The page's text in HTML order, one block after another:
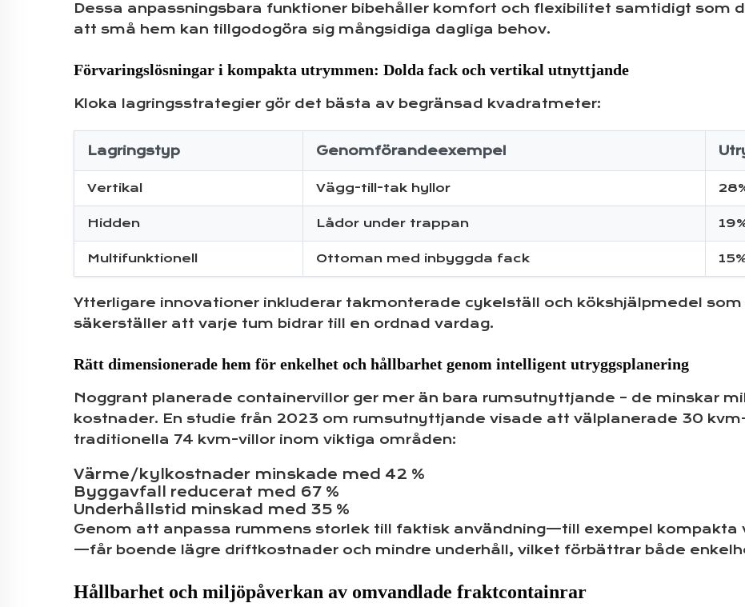
Dessa anpassningsbara funktioner bibehåller komfort och flexibilitet samtidigt som
att små hem kan tillgodogöra sig mångsidiga dagliga behov.
Förvaringslösningar i kompakta utrymmen: Dolda fack och vertikal utnyttjande
Kloka lagringsstrategier gör det bästa av begränsad kvadratmeter:
Lagringstyp Genomförandeexempel
Vertikal Vägg-till-tak hyllor
Hidden Lådor under trappan
Multifunktionell Ottoman med inbyggda fack
Ytterligare innovationer inkluderar takmonterade cykelställ och kökshjälpmedel
säkerställer att varje tum bidrar till en ordnad vardag.
Rätt dimensionerade hem för enkelhet och hållbarhet genom intelligent utryggsplanering
Noggrant planerade containervillor ger mer än bara rumsutnyttjande – de minskar
kostnader. En studie från 2023 om rumsutnyttjande visade att välplanerade 30
traditionella 74 kvm-villor inom viktiga områden:
Värme/kylkostnader minskade med 42 %
Byggavfall reducerat med 67 %
Underhållstid minskad med 35 %
Genom att anpassa rummens storlek till faktisk användning—till exempel
—får boende lägre driftkostnader och mindre underhåll, vilket förbättrar både
Hållbarhet och miljöpåverkan av omvandlade fraktcontainrar